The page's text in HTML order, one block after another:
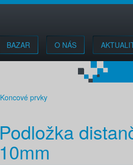
BAZAR O NÁS
Koncové prvky
Podložka
10mm